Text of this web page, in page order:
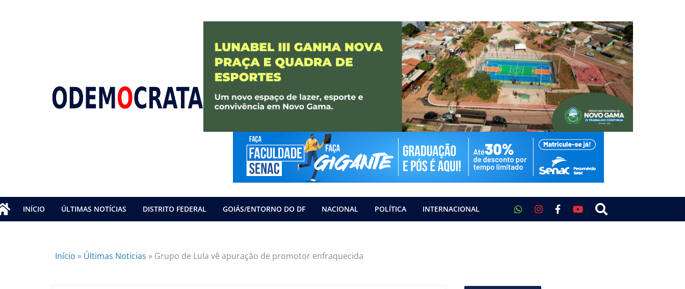
INÍCIO ÚLTIMAS NOTÍCIAS DISTRITO FEDERAL GOIÁS/ENTORNO DO DF NACIONAL POLÍTICA INTERNACIONAL
Início » Últimas Noticias » Grupo de Lula vê apuração de promotor enfraquecida